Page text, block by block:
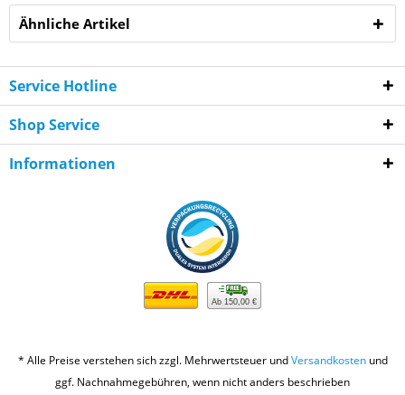
Ähnliche Artikel
Service Hotline
Shop Service
Informationen
Ab 150,00 €
* Alle Preise verstehen sich zzgl. Mehrwertsteuer undVersandkostenund
ggf. Nachnahmegebühren, wenn nicht anders beschrieben